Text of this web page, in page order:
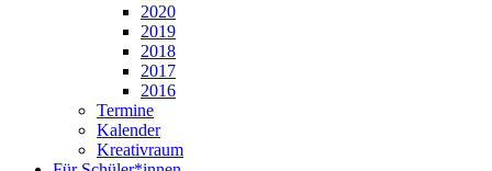
2020
2019
2018
2017
2016
Termine
Kalender
Kreativraum